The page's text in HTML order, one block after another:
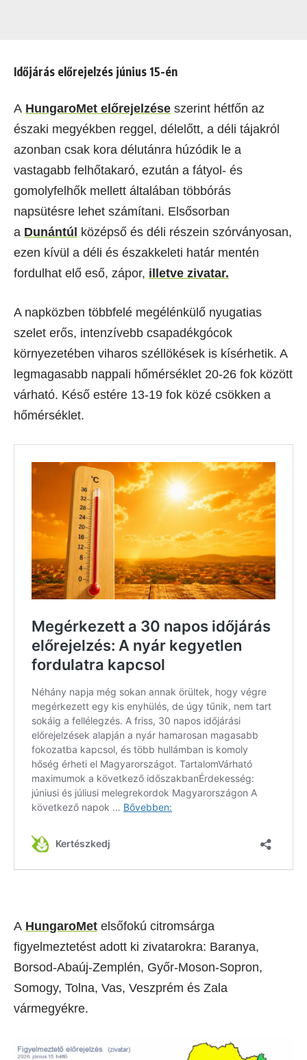
Időjárás előrejelzés június 15-én
A HungaroMet előrejelzése szerint hétfőn az
északi megyékben reggel, délelőtt, a déli tájakról
azonban csak kora délutánra húzódik le a
vastagabb felhőtakaró, ezután a fátyol- és
gomolyfelhők mellett általában többórás
napsütésre lehet számítani. Elsősorban
a Dunántúl középső és déli részein szórványosan,
ezen kívül a déli és északkeleti határ mentén
fordulhat elő eső, zápor, illetve zivatar.
A napközben többfelé megélénkülő nyugatias
szelet erős, intenzívebb csapadékgócok
környezetében viharos széllökések is kísérhetik. A
legmagasabb nappali hőmérséklet 20-26 fok között
várható. Késő estére 13-19 fok közé csökken a
hőmérséklet.
A HungaroMet elsőfokú citromsárga
figyelmeztetést adott ki zivatarokra: Baranya,
Borsod-Abaúj-Zemplén, Győr-Moson-Sopron,
Somogy, Tolna, Vas, Veszprém és Zala
vármegyékre.